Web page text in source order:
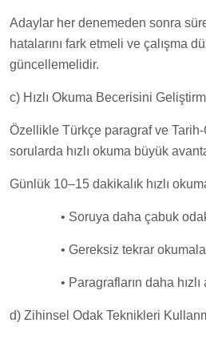
Adaylar her denemeden sonra
hatalarını fark etmeli ve çalışma
güncellemelidir.
c) Hızlı Okuma Becerisini
Özellikle Türkçe paragraf ve
sorularda hızlı okuma büyük
Günlük 10–15 dakikalık hızlı
• Soruya daha çabuk
• Gereksiz tekrar
• Paragrafların daha hızlı
d) Zihinsel Odak Teknikleri